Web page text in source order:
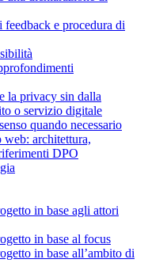
e procedura di
la privacy sin dalla
o servizio digitale
quando necessario
web: architettura,
DPO
in base agli attori
in base al focus
in base all’ambito di